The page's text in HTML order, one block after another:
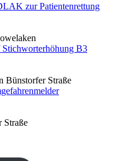
zur Patientenrettung
B3
Bünstorfer Straße
Straße